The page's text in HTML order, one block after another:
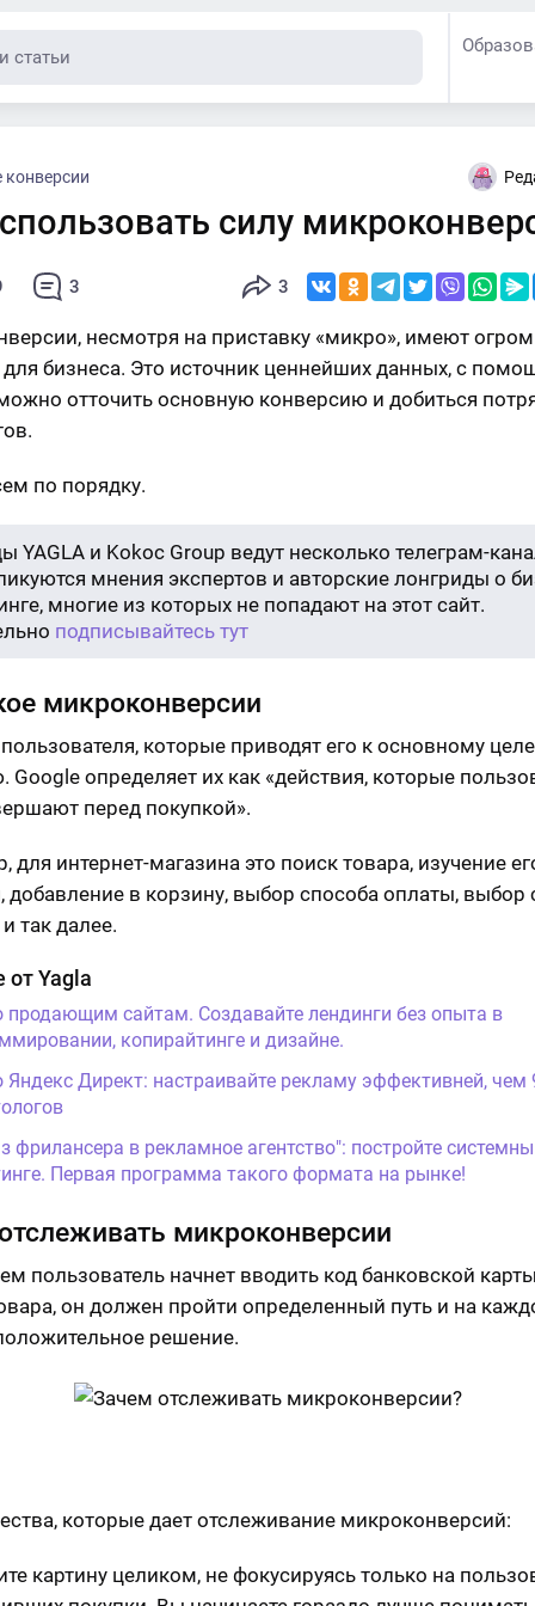
силу
3 3
несмотря на приставку «микро», имеют
для бизнеса. Это источник ценнейших данных, с
отточить основную конверсию и добиться
по порядку.
YAGLA и Kokoc Group ведут несколько телеграм-
мнения экспертов и авторские лонгриды о
многие из которых не попадают на этот сайт.
подписывайтесь тут
микроконверсии
которые приводят его к основному
Google определяет их как «действия, которые
перед покупкой».
для интернет-магазина это поиск товара, изучение
добавление в корзину, выбор способа оплаты, выбор
так далее.
от Yagla
продающим сайтам. Создавайте лендинги без опыта в
копирайтинге и дизайне.
Яндекс Директ: настраивайте рекламу эффективней, чем
фрилансера в рекламное агентство": постройте
Первая программа такого формата на рынке!
микроконверсии
пользователь начнет вводить код банковской
он должен пройти определенный путь и на
решение.
которые дает отслеживание микроконверсий:
картину целиком, не фокусируясь только на